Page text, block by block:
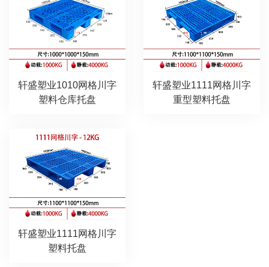
轩盛塑业1010网格川字
塑料仓库托盘
轩盛塑业1111网格川字
重型塑料托盘
轩盛塑业1111网格川字
塑料托盘